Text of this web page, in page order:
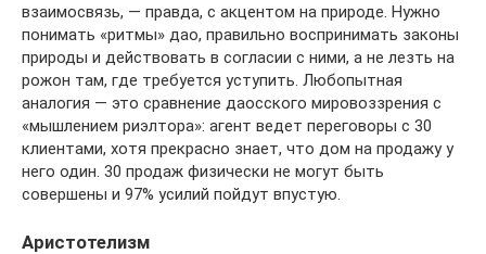
взаимосвязь, — правда, с акцентом на природе. Нужно
понимать «ритмы» дао, правильно воспринимать законы
природы и действовать в согласии с ними, а не лезть на
рожон там, где требуется уступить. Любопытная
аналогия — это сравнение даосского мировоззрения с
«мышлением риэлтора»: агент ведет переговоры с 30
клиентами, хотя прекрасно знает, что дом на продажу у
него один. 30 продаж физически не могут быть
совершены и 97% усилий пойдут впустую.
Аристотелизм